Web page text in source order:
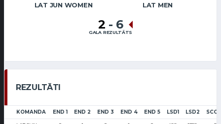
LAT JUN WOMEN LAT MEN
2 - 6
GALA REZULTĀTS
REZULTĀTI
KOMANDA END 1 END 2 END 3 END 4 END 5 LSD1 LSD2